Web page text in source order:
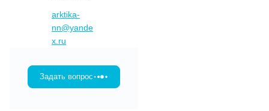
arktika-
nn@yande
x.ru
Задать вопрос